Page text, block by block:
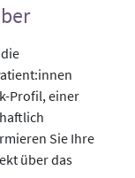
Profil, einer
Sie Ihre
über das